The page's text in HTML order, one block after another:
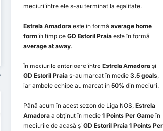
meciuri între ele s-au terminat la egalitate.
Estrela Amadoraeste in formă average home
formîn timp ce GD Estoril Praiaeste în formă
average at away.
În meciurile anterioare între Estrela Amadorași
GD Estoril Praias-au marcat în medie 3.5 goals,
iar ambele echipe au marcat în 50% din meciuri.
Până acum în acest sezon de Liga NOS, Estrela
Amadoraa obținut în medie 1 Points Per Gameîn
meciurile de acasă și GD Estoril Praia 1 Points Per